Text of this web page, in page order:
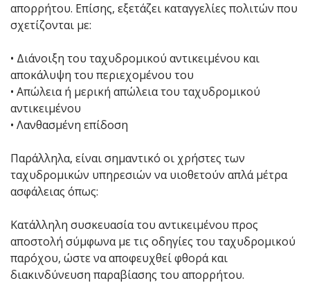
απορρήτου. Επίσης, εξετάζει καταγγελίες πολιτών που
σχετίζονται με:
• Διάνοιξη του ταχυδρομικού αντικειμένου και
αποκάλυψη του περιεχομένου του
• Απώλεια ή μερική απώλεια του ταχυδρομικού
αντικειμένου
• Λανθασμένη επίδοση
Παράλληλα, είναι σημαντικό οι χρήστες των
ταχυδρομικών υπηρεσιών να υιοθετούν απλά μέτρα
ασφάλειας όπως:
Κατάλληλη συσκευασία του αντικειμένου προς
αποστολή σύμφωνα με τις οδηγίες του ταχυδρομικού
παρόχου, ώστε να αποφευχθεί φθορά και
διακινδύνευση παραβίασης του απορρήτου.